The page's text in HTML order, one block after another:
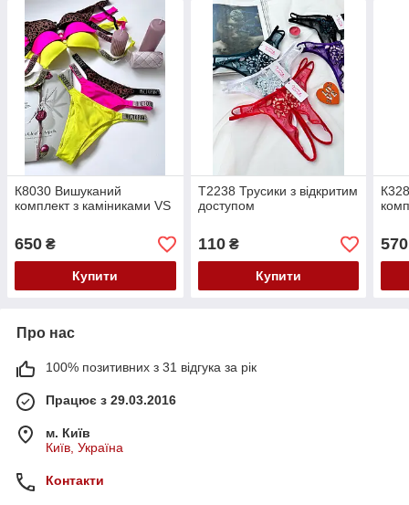
К8030 Вишуканий
комплект з каміниками VS
650 ₴
Купити
Т2238 Трусики з відкритим
доступом
110₴
Купити
570
Про нас
100% позитивних з 31 відгука за рік
Працює з 29.03.2016
м. Київ
Київ, Україна
Контакти